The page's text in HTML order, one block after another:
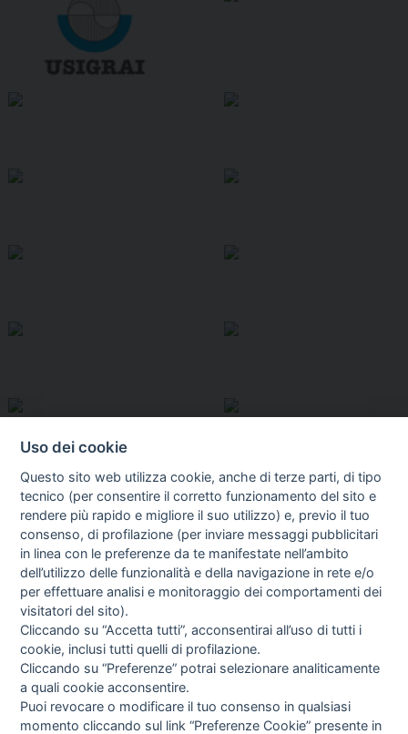
I libri Vedi tutti
Uso dei cookie
Questo sito web utilizza cookie, anche di terze parti, di tipo
tecnico (per consentire il corretto funzionamento del sito e
rendere più rapido e migliore il suo utilizzo) e, previo il tuo
consenso, di profilazione (per inviare messaggi pubblicitari
in linea con le preferenze da te manifestate nell’ambito
dell’utilizzo delle funzionalità e della navigazione in rete e/o
per effettuare analisi e monitoraggio dei comportamenti dei
visitatori del sito).
Cliccando su “Accetta tutti”, acconsentirai all’uso di tutti i
cookie, inclusi tutti quelli di profilazione.
Cliccando su “Preferenze” potrai selezionare analiticamente
a quali cookie acconsentire.
Puoi revocare o modificare il tuo consenso in qualsiasi
momento cliccando sul link “Preferenze Cookie” presente in